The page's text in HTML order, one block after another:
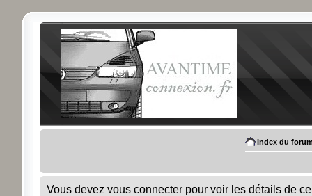
Index du
Vous devez vous connecter pour voir les détails de